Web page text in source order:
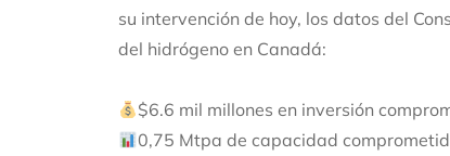
su intervención de hoy, los datos del
del hidrógeno en Canadá:
$6.6 mil millones en inversión
0,75 Mtpa de capacidad